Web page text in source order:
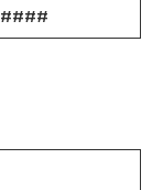
####